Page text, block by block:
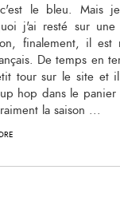
le bleu. Mais
j'ai resté sur une
finalement, il est
De temps en
tour sur le site et
hop dans le panier
la saison ...